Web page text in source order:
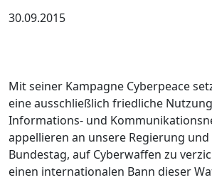
30.09.2015
Mit seiner Kampagne Cyberpeace
eine ausschließlich friedliche
Informations- und
appellieren an unsere Regierung
Bundestag, auf Cyberwaffen zu
einen internationalen Bann dieser